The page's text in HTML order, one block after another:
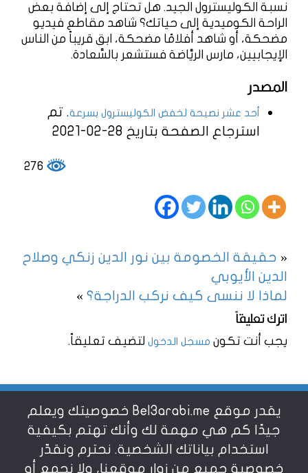
نسبة الكوليسترول الجيد. هل تحتاج إلى إضافة بعض
الراحة الكوميدية إلى حياتك؟ شاهد مقاطع فيديو
مضحكة، أو شاهد أفلامًا مضحكة، ابق قريباً من الناس
الإيجابيين، مارس الريَّاضة فستشعر بالسَّعادة.
المصدر
أحد عشر نصيحة لخفض الكوليسترول بسرعة. تم
استرجاع الصفحة بتاريخ 28-02-2021
« حقيقة الخصومة بين نور الدين زنكي وصلاح
الدين الأيوبي
لماذا لا ننسى كيف نركب الدراجة؟ »
اترك تعليقاً
يجب أنت تكون مسجل الدخول لتضيف تعليقاً.
شروط الاستخدام
يقدر موقع Bel3arabi.me خصوصيتك ويعلم
جيدًا كم هي مهمة لك وأنك تهتم بكيفية
استخدام بياناتك الشخصية. نحترم ونقدّر
خصوصية جميع من زوار موقعنا، ولا نجمع أو